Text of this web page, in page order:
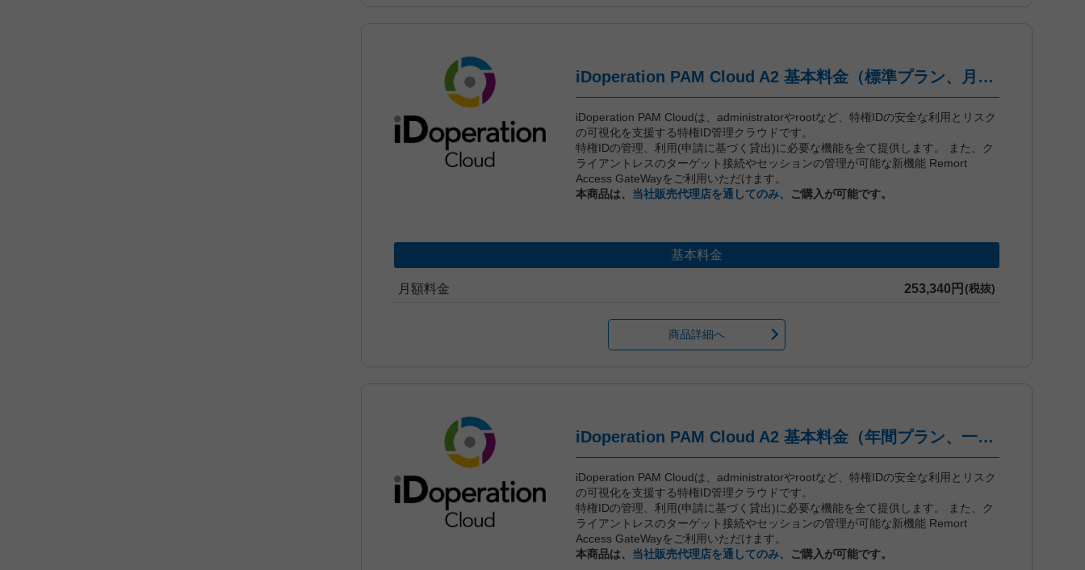
iDoperation PAM Cloud A2 基本料金（標準プラン、月々後払い）
iDoperation PAM Cloudは、administratorやrootなど、特権IDの安全な利用とリスク
の可視化を支援する特権ID管理クラウドです。
特権IDの管理、利用(申請に基づく貸出)に必要な機能を全て提供します。 また、ク
ライアントレスのターゲット接続やセッションの管理が可能な新機能 Remort
Access GateWayをご利用いただけます。
本商品は、 当社販売代理店を通してのみ、 ご購入が可能です。
基本料金
月額料金 253,340円 (税抜)
商品詳細へ
iDoperation PAM Cloud A2 基本料金（年間プラン、一括前払い）
iDoperation PAM Cloudは、administratorやrootなど、特権IDの安全な利用とリスク
の可視化を支援する特権ID管理クラウドです。
特権IDの管理、利用(申請に基づく貸出)に必要な機能を全て提供します。 また、ク
ライアントレスのターゲット接続やセッションの管理が可能な新機能 Remort
Access GateWayをご利用いただけます。
本商品は、 当社販売代理店を通してのみ、 ご購入が可能です。